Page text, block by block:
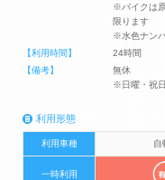
※バイクは
限ります
※水色ナン
【利用時間】
24時間
【備考】
無休
※日曜・祝
利用形態
利用車種 自
一時利用